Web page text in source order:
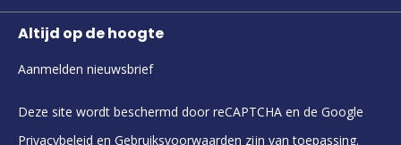
Altijd op de hoogte
Aanmelden nieuwsbrief
Deze site wordt beschermd door reCAPTCHA en de Google
Privacybeleid en Gebruiksvoorwaarden zijn van toepassing.